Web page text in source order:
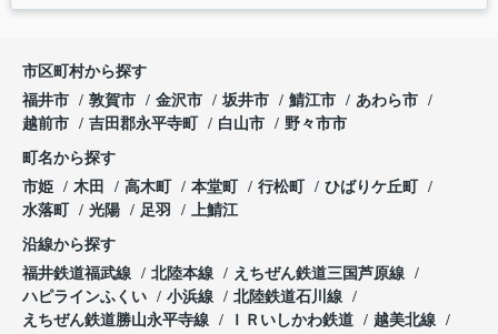
市区町村から探す
福井市
敦賀市 金沢市 坂井市 鯖江市
あわら市
越前市
吉田郡永平寺町 白山市 野々市市
町名から探す
市姫
木田 高木町 本堂町 行松町
ひばりケ丘町
水落町
光陽 足羽 上鯖江
沿線から探す
福井鉄道福武線
北陸本線
えちぜん鉄道三国芦原線
ハピラインふくい
小浜線
北陸鉄道石川線
えちぜん鉄道勝山永平寺線
ＩＲいしかわ鉄道
越美北線